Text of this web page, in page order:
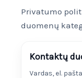
Privatumo
duomenų
Kontaktų
Vardas, el.